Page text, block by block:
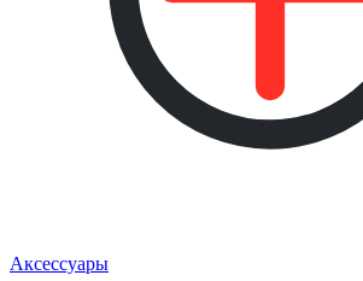
Аксессуары